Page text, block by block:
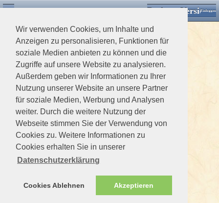
Wir verwenden Cookies, um Inhalte und
Anzeigen zu personalisieren, Funktionen für
soziale Medien anbieten zu können und die
Zugriffe auf unsere Website zu analysieren.
Außerdem geben wir Informationen zu Ihrer
Nutzung unserer Website an unsere Partner
für soziale Medien, Werbung und Analysen
weiter. Durch die weitere Nutzung der
Webseite stimmen Sie der Verwendung von
Cookies zu. Weitere Informationen zu
Cookies erhalten Sie in unserer
Datenschutzerklärung
Cookies Ablehnen Akzeptieren
Desktop VersionEinloggen